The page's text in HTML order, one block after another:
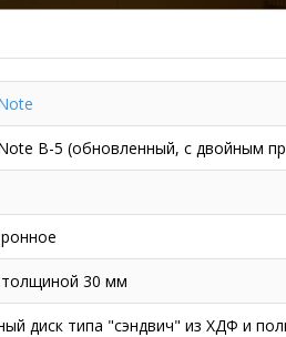
B-5 (обновленный, с двойным
30 мм
диск типа "сэндвич" из ХДФ и